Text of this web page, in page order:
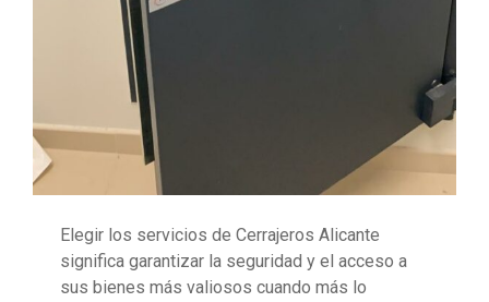
Elegir los servicios de Cerrajeros Alicante
significa garantizar la seguridad y el acceso a
sus bienes más valiosos cuando más lo